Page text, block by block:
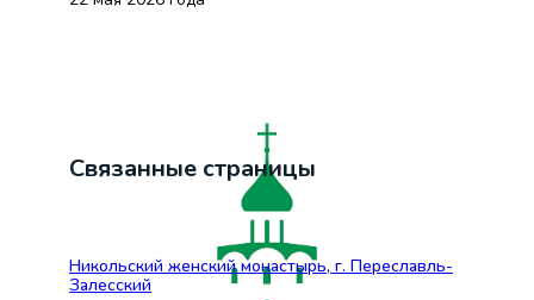
Связанные страницы
Никольский женский монастырь, г. Переславль-
Залесский